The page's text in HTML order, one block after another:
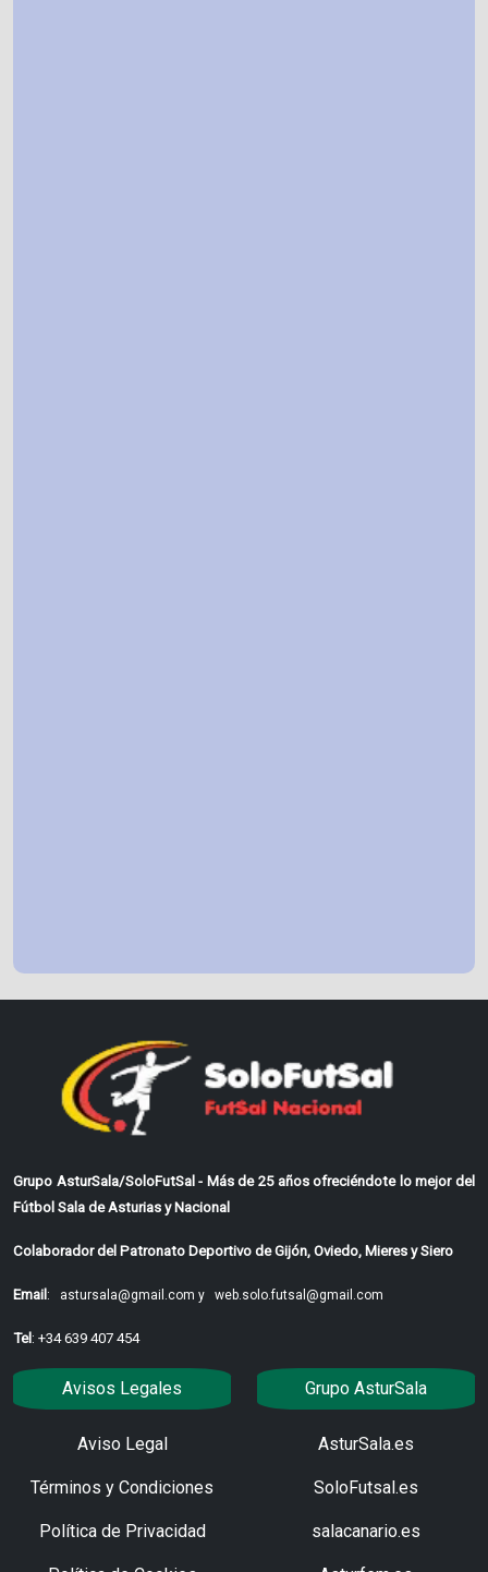
Grupo AsturSala/SoloFutSal - Más de 25 años ofreciéndote lo mejor del
Fútbol Sala de Asturias y Nacional
Colaborador del Patronato Deportivo de Gijón, Oviedo, Mieres y Siero
Email : astursala@gmail.com y web.solo.futsal@gmail.com
Tel : +34 639 407 454
Avisos Legales
Aviso Legal
Términos y Condiciones
Política de Privacidad
Grupo AsturSala
AsturSala.es
SoloFutsal.es
salacanario.es